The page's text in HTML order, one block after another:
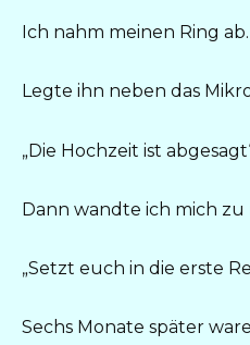
Ich nahm meinen Ring ab.
Legte ihn neben das
„Die Hochzeit ist
Dann wandte ich mich
„Setzt euch in die erste
Sechs Monate später